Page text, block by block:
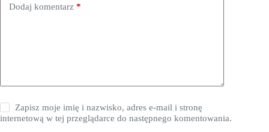
Dodaj komentarz *
Zapisz moje imię i nazwisko, adres e-mail i stronę
internetową w tej przeglądarce do następnego komentowania.